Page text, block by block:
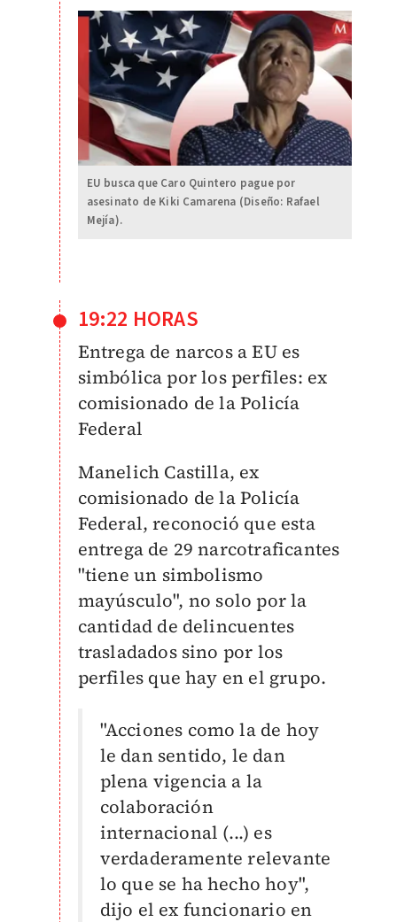
EU busca que Caro Quintero pague por
asesinato de Kiki Camarena (Diseño: Rafael
Mejía).
19:22 HORAS
Entrega de narcos a EU es
simbólica por los perfiles: ex
comisionado de la Policía
Federal
Manelich Castilla, ex
comisionado de la Policía
Federal, reconoció que esta
entrega de 29 narcotraficantes
"tiene un simbolismo
mayúsculo", no solo por la
cantidad de delincuentes
trasladados sino por los
perfiles que hay en el grupo.
"Acciones como la de hoy
le dan sentido, le dan
plena vigencia a la
colaboración
internacional (...) es
verdaderamente relevante
lo que se ha hecho hoy",
dijo el ex funcionario en